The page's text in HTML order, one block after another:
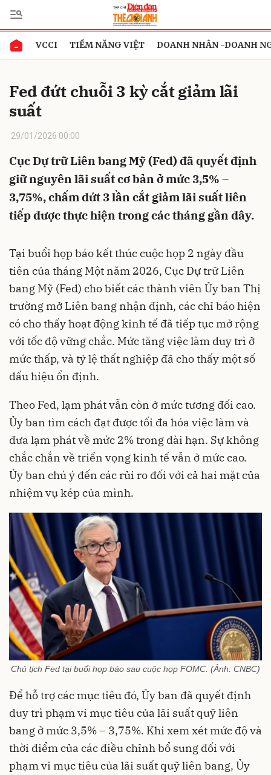
VCCI TIỀM NĂNG VIỆT DOANH NHÂN -DOANH
Fed đứt chuỗi 3 kỳ cắt giảm lãi
suất
29/01/2026 00:00
Cục Dự trữ Liên bang Mỹ (Fed) đã quyết định
giữ nguyên lãi suất cơ bản ở mức 3,5% –
3,75%, chấm dứt 3 lần cắt giảm lãi suất liên
tiếp được thực hiện trong các tháng gần đây.
Tại buổi họp báo kết thúc cuộc họp 2 ngày đầu
tiên của tháng Một năm 2026, Cục Dự trữ Liên
bang Mỹ (Fed) cho biết các thành viên Ủy ban Thị
trường mở Liên bang nhận định, các chỉ báo hiện
có cho thấy hoạt động kinh tế đã tiếp tục mở rộng
với tốc độ vững chắc. Mức tăng việc làm duy trì ở
mức thấp, và tỷ lệ thất nghiệp đã cho thấy một số
dấu hiệu ổn định.
Theo Fed, lạm phát vẫn còn ở mức tương đối cao.
Ủy ban tìm cách đạt được tối đa hóa việc làm và
đưa lạm phát về mức 2% trong dài hạn. Sự không
chắc chắn về triển vọng kinh tế vẫn ở mức cao.
Ủy ban chú ý đến các rủi ro đối với cả hai mặt của
nhiệm vụ kép của mình.
Chủ tịch Fed tại buổi họp báo sau cuộc họp FOMC. (Ảnh: CNBC)
Để hỗ trợ các mục tiêu đó, Ủy ban đã quyết định
duy trì phạm vi mục tiêu của lãi suất quỹ liên
bang ở mức 3,5% – 3,75%. Khi xem xét mức độ và
thời điểm của các điều chỉnh bổ sung đối với
phạm vi mục tiêu của lãi suất quỹ liên bang, Ủy
Gửi bình luận
Hủy